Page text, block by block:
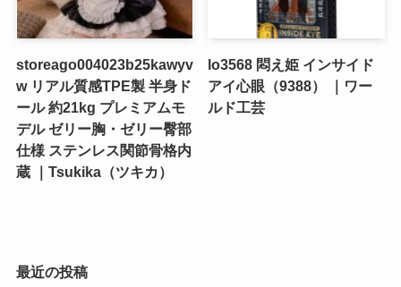
storeago004023b25kawyv
w リアル質感TPE製 半身ド
ール 約21kg プレミアムモ
デル ゼリー胸・ゼリー臀部
仕様 ステンレス関節骨格内
蔵 ｜Tsukika（ツキカ）
lo3568 悶え姫 インサイド
アイ心眼（9388） ｜ワー
ルド工芸
最近の投稿